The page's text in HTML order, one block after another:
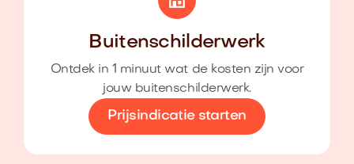
Buitenschilderwerk
Ontdek in 1 minuut wat de kosten zijn voor
jouw buitenschilderwerk.
Prijsindicatie starten